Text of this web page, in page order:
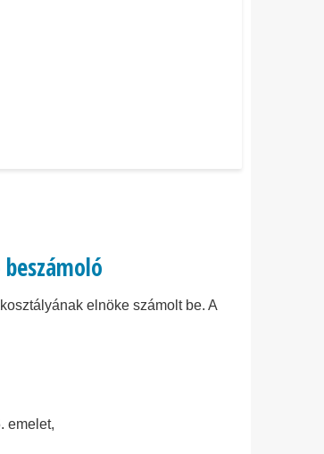
elnöke számolt be. A
emelet,